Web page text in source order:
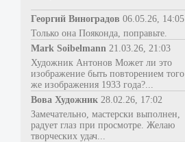
Георгий Виноградов 06.05.26, 14:05
Только она Пояконда, поправьте.
Mark Soibelmann 21.03.26, 21:03
Художник Антонов Может ли это
изображение быть повторением того
же изображения 1933 года?...
Вова Художник 28.02.26, 17:02
Замечательно, мастерски выполнен,
радует глаз при просмотре. Желаю
творческих удач...